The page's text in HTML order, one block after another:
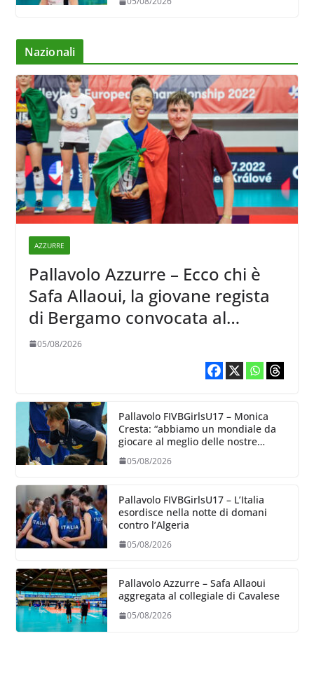
Nazionali
AZZURRE
Pallavolo Azzurre – Ecco chi è
Safa Allaoui, la giovane regista
di Bergamo convocata al
collegiale di Cavalese
05/08/2026
Pallavolo FIVBGirlsU17 – Monica
Cresta: “abbiamo un mondiale da
giocare al meglio delle nostre
capacità”
05/08/2026
Pallavolo FIVBGirlsU17 – L’Italia
esordisce nella notte di domani
contro l’Algeria
05/08/2026
Pallavolo Azzurre – Safa Allaoui
aggregata al collegiale di Cavalese
05/08/2026